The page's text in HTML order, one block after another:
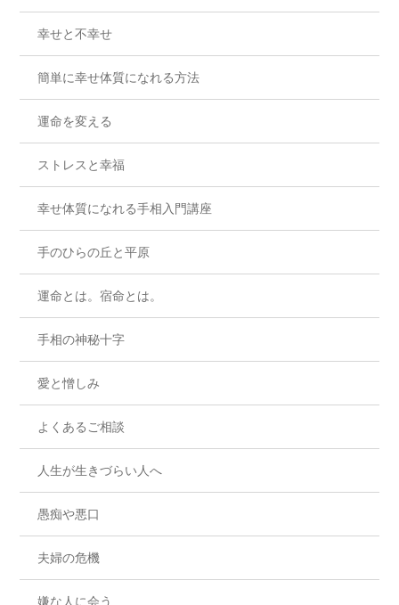
幸せと不幸せ
簡単に幸せ体質になれる方法
運命を変える
ストレスと幸福
幸せ体質になれる手相入門講座
手のひらの丘と平原
運命とは。宿命とは。
手相の神秘十字
愛と憎しみ
よくあるご相談
人生が生きづらい人へ
愚痴や悪口
夫婦の危機
嫌な人に会う